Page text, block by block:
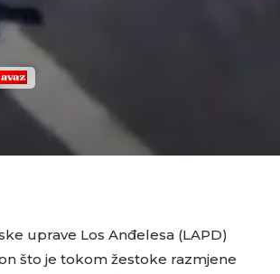
uprave Los Anđelesa (LAPD)
što je tokom žestoke razmjene